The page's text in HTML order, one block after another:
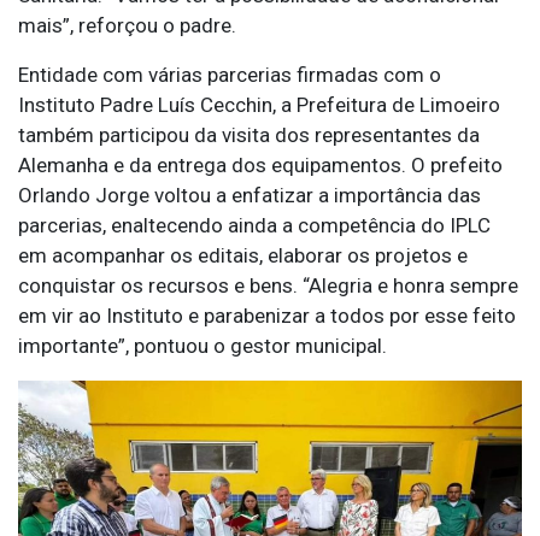
mais”, reforçou o padre.
Entidade com várias parcerias firmadas com o
Instituto Padre Luís Cecchin, a Prefeitura de Limoeiro
também participou da visita dos representantes da
Alemanha e da entrega dos equipamentos. O prefeito
Orlando Jorge voltou a enfatizar a importância das
parcerias, enaltecendo ainda a competência do IPLC
em acompanhar os editais, elaborar os projetos e
conquistar os recursos e bens. “Alegria e honra sempre
em vir ao Instituto e parabenizar a todos por esse feito
importante”, pontuou o gestor municipal.